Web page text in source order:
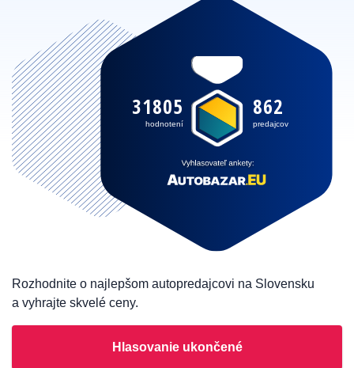
862
predajcov
31805
hodnotení
Rozhodnite o najlepšom autopredajcovi na Slovensku
a vyhrajte skvelé ceny.
Hlasovanie ukončené